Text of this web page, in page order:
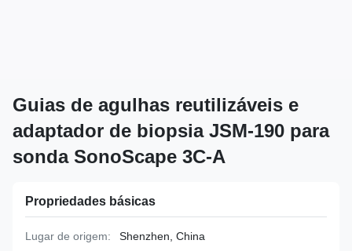
Guias de agulhas reutilizáveis e
adaptador de biopsia JSM-190 para
sonda SonoScape 3C-A
Propriedades básicas
Lugar de origem:
Shenzhen, China